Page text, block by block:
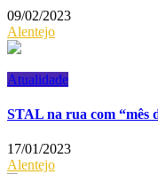
09/02/2023
Alentejo
Atualidade
STAL na rua com “mês
17/01/2023
Alentejo